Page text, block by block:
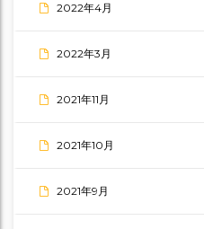
2022年4月
2022年3月
2021年11月
2021年10月
2021年9月